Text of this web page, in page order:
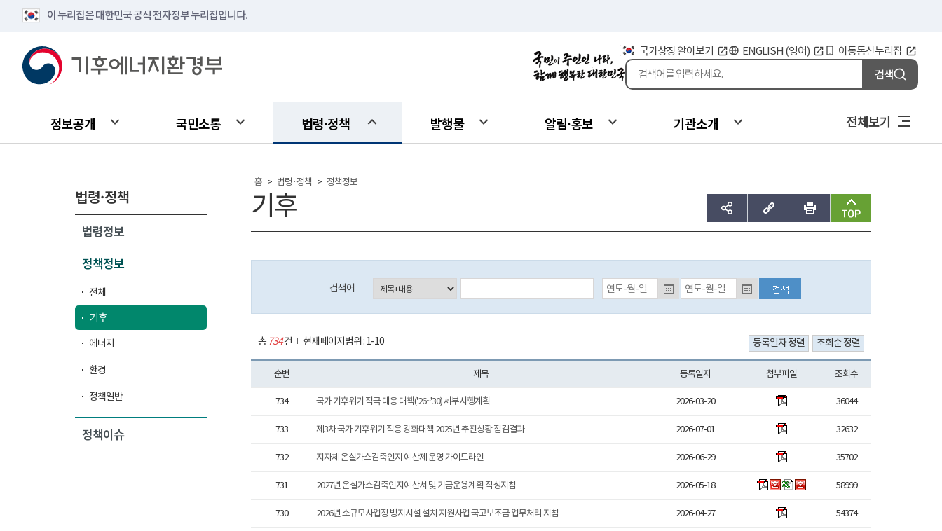
이 누리집은 대한민국 공식 전자정부 누리집입니다.
국가상징 알아보기 ENGLISH (영어) 이동통신누리집
검색
정보공개 국민소통 법령·정책 발행물 알림·홍보 기관소개 전체보기
법령·정책
법령정보
정책정보
전체
기후
에너지
환경
정책일반
정책이슈
홈 > 법령·정책 > 정책정보
기후 sns공유하기 주소복사 인쇄 맨위로
검색어
등록일자 검색 시작일 (입력예시:2017-01-01) 등록일자 검색 종료일 (입력예시:2017-01-01)
총 734건 현재페이지범위 : 1-10
순번 제목 등록일자 첨부파일 조회수
734 국가 기후위기 적극 대응 대책('26~'30) 세부시행계획 2026-03-20 36044
733 제3차 국가 기후위기 적응 강화대책 2025년 추진상황 점검결과 2026-07-01 32632
732 지자체 온실가스감축인지 예산제 운영 가이드라인 2026-06-29 35702
731 2027년 온실가스감축인지예산서 및 기금운용계획 작성지침 2026-05-18 58999
730 2026년 소규모사업장 방지시설 설치 지원사업 국고보조금 업무처리 지침 2026-04-27 54374